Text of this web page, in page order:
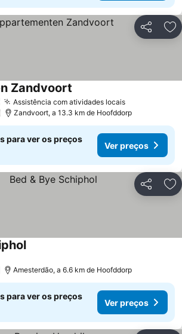
Partilhar
Assistência com atividades locais
Zandvoort
Zandvoort, a 13.3 km de Hoofddorp
para ver os preços
Ver preços
Partilhar
Amesterdão, a 6.6 km de Hoofddorp
para ver os preços
Ver preços